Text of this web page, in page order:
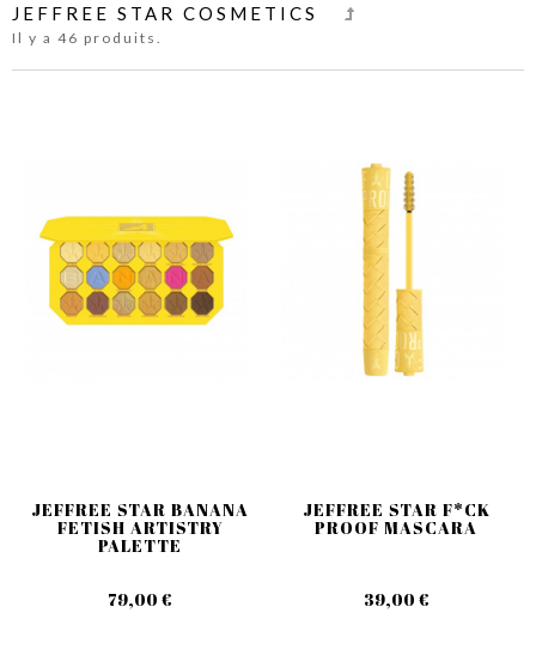
JEFFREE STAR COSMETICS
Il y a 46 produits.
JEFFREE STAR BANANA
FETISH ARTISTRY
PALETTE
79,00 €
JEFFREE STAR F*CK
PROOF MASCARA
39,00 €